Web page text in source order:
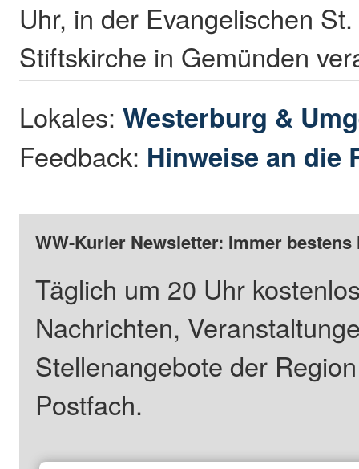
Uhr, in der Evangelischen
Stiftskirche in Gemünden
Lokales:Westerburg &
Feedback: Hinweise an die
WW-Kurier Newsletter: Immer
Täglich um 20 Uhr
Nachrichten,
Stellenangebote der
Postfach.